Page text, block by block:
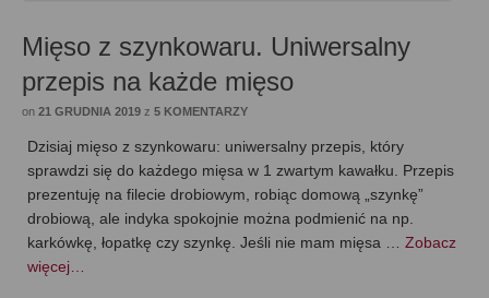
Mięso z szynkowaru. Uniwersalny
przepis na każde mięso
on 21 GRUDNIA 2019 z 5 KOMENTARZY
Dzisiaj mięso z szynkowaru: uniwersalny przepis, który
sprawdzi się do każdego mięsa w 1 zwartym kawałku. Przepis
prezentuję na filecie drobiowym, robiąc domową „szynkę”
drobiową, ale indyka spokojnie można podmienić na np.
karkówkę, łopatkę czy szynkę. Jeśli nie mam mięsa … Zobacz
więcej…